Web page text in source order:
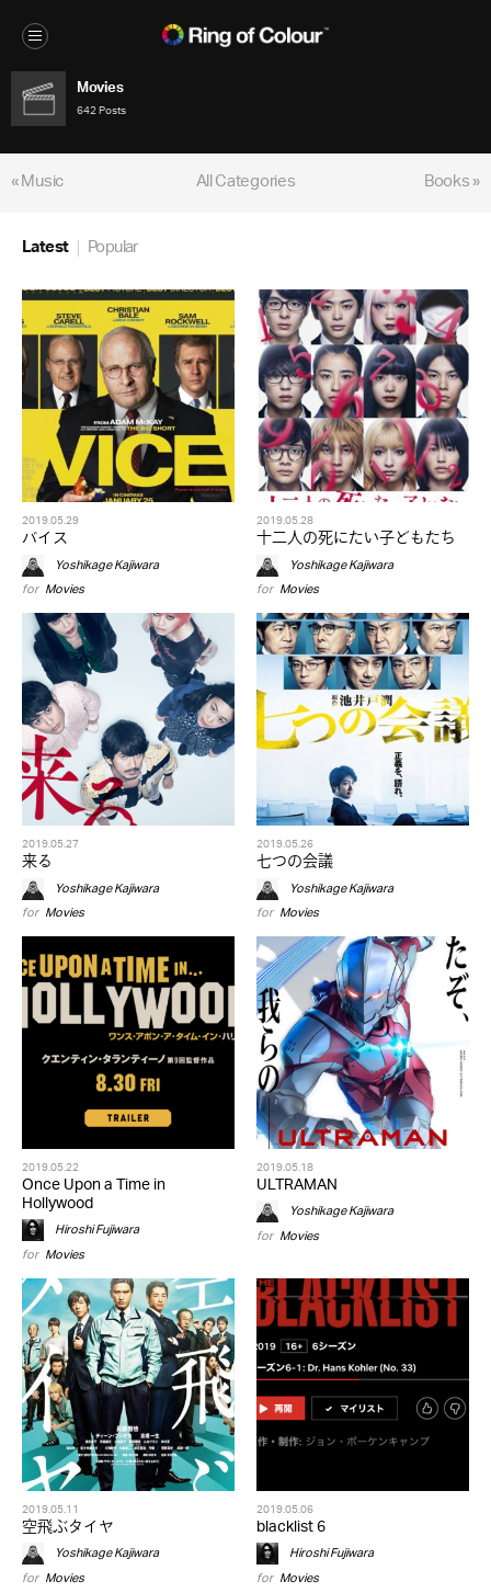
Movies
642 Posts
« Music Books »
All Categories
Latest Popular
2019.05.29
バイス
Yoshikage Kajiwara
for Movies
2019.05.28
十二人の死にたい子どもたち
Yoshikage Kajiwara
for Movies
2019.05.27
来る
Yoshikage Kajiwara
for Movies
2019.05.26
七つの会議
Yoshikage Kajiwara
for Movies
2019.05.22
Once Upon a Time in
Hollywood
Hiroshi Fujiwara
for Movies
2019.05.18
ULTRAMAN
Yoshikage Kajiwara
for Movies
2019.05.11
空飛ぶタイヤ
Yoshikage Kajiwara
for Movies
2019.05.06
blacklist 6
Hiroshi Fujiwara
for Movies